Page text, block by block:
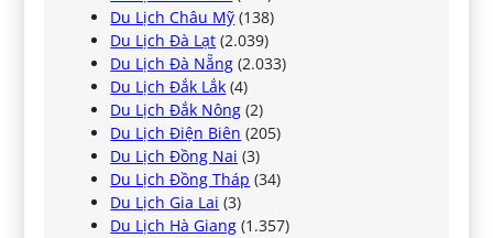
Du Lịch Châu Mỹ (138)
Du Lịch Đà Lạt (2.039)
Du Lịch Đà Nẵng (2.033)
Du Lịch Đắk Lắk (4)
Du Lịch Đắk Nông (2)
Du Lịch Điện Biên (205)
Du Lịch Đồng Nai (3)
Du Lịch Đồng Tháp (34)
Du Lịch Gia Lai (3)
Du Lịch Hà Giang (1.357)